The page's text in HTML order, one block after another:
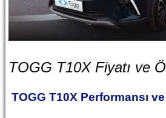
TOGG T10X Fiyatı ve
TOGG T10X Performansı ve